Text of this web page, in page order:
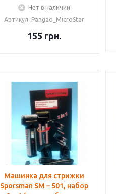
Нет в наличии
Артикул: Pangao_MicroStar
155 грн.
Машинка для стрижки
Sporsman SM – 501, набор